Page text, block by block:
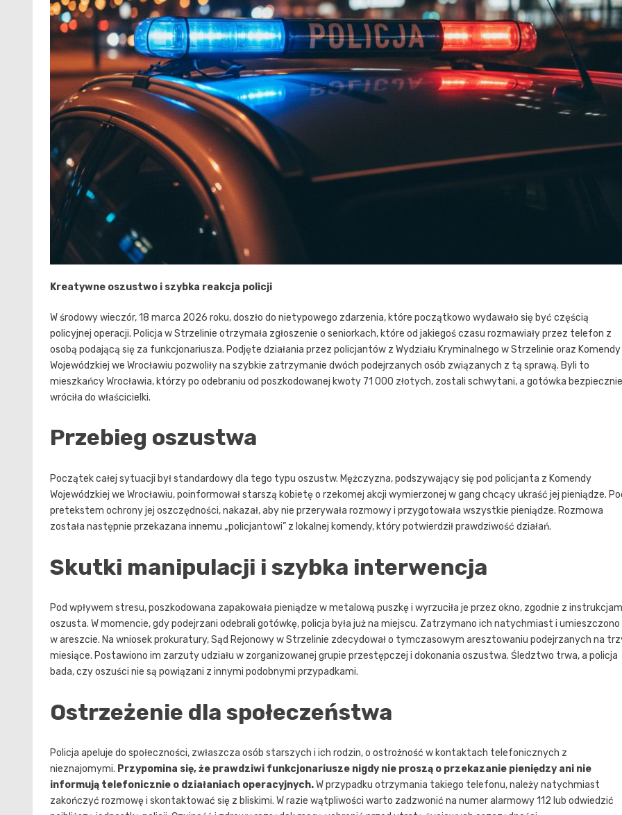
Kreatywne oszustwo i szybka reakcja policji
W środowy wieczór, 18 marca 2026 roku, doszło do nietypowego zdarzenia, które początkowo wydawało się być częścią
policyjnej operacji. Policja w Strzelinie otrzymała zgłoszenie o seniorkach, które od jakiegoś czasu rozmawiały przez telefon z
osobą podającą się za funkcjonariusza. Podjęte działania przez policjantów z Wydziału Kryminalnego w Strzelinie oraz Komendy
Wojewódzkiej we Wrocławiu pozwoliły na szybkie zatrzymanie dwóch podejrzanych osób związanych z tą sprawą. Byli to
mieszkańcy Wrocławia, którzy po odebraniu od poszkodowanej kwoty 71 000 złotych, zostali schwytani, a gotówka bezpiecznie
wróciła do właścicielki.
Przebieg oszustwa
Początek całej sytuacji był standardowy dla tego typu oszustw. Mężczyzna, podszywający się pod policjanta z Komendy
Wojewódzkiej we Wrocławiu, poinformował starszą kobietę o rzekomej akcji wymierzonej w gang chcący ukraść jej pieniądze.
pretekstem ochrony jej oszczędności, nakazał, aby nie przerywała rozmowy i przygotowała wszystkie pieniądze. Rozmowa
została następnie przekazana innemu „policjantowi” z lokalnej komendy, który potwierdził prawdziwość działań.
Skutki manipulacji i szybka interwencja
Pod wpływem stresu, poszkodowana zapakowała pieniądze w metalową puszkę i wyrzuciła je przez okno, zgodnie z
oszusta. W momencie, gdy podejrzani odebrali gotówkę, policja była już na miejscu. Zatrzymano ich natychmiast i umieszczono
w areszcie. Na wniosek prokuratury, Sąd Rejonowy w Strzelinie zdecydował o tymczasowym aresztowaniu podejrzanych na
miesiące. Postawiono im zarzuty udziału w zorganizowanej grupie przestępczej i dokonania oszustwa. Śledztwo trwa, a policja
bada, czy oszuści nie są powiązani z innymi podobnymi przypadkami.
Ostrzeżenie dla społeczeństwa
Policja apeluje do społeczności, zwłaszcza osób starszych i ich rodzin, o ostrożność w kontaktach telefonicznych z
nieznajomymi. Przypomina się, że prawdziwi funkcjonariusze nigdy nie proszą o przekazanie pieniędzy ani nie
informują telefonicznie o działaniach operacyjnych.W przypadku otrzymania takiego telefonu, należy natychmiast
zakończyć rozmowę i skontaktować się z bliskimi. W razie wątpliwości warto zadzwonić na numer alarmowy 112 lub odwiedzić